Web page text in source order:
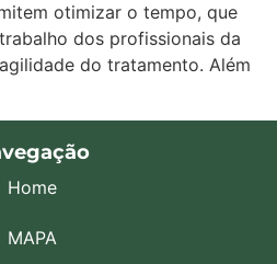
otimizar o tempo, que
dos profissionais da
do tratamento. Além
Home
MAPA